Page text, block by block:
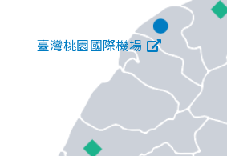
臺灣桃園國際機場